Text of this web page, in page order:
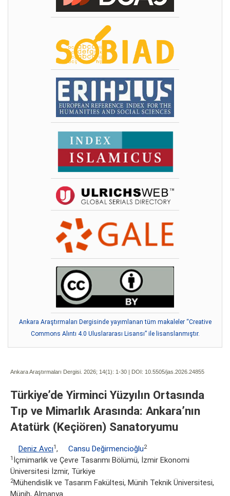
Ankara Araştırmaları Dergisinde yayımlanan tüm makaleler “Creative
Commons Alıntı 4.0 Uluslararası Lisansı” ile lisanslanmıştır.
Ankara Araştırmaları Dergisi. 2026; 14(1): 1-30 | DOI: 10.5505/jas.2026.24855
Türkiye’de Yirminci Yüzyılın Ortasında
Tıp ve Mimarlık Arasında: Ankara’nın
Atatürk (Keçiören) Sanatoryumu
Deniz Avcı1, Cansu Değirmencioğlu2
1 İçmimarlık ve Çevre Tasarımı Bölümü, İzmir Ekonomi
Üniversitesi İzmir, Türkiye
2Mühendislik ve Tasarım Fakültesi, Münih Teknik Üniversitesi,
Münih, Almanya